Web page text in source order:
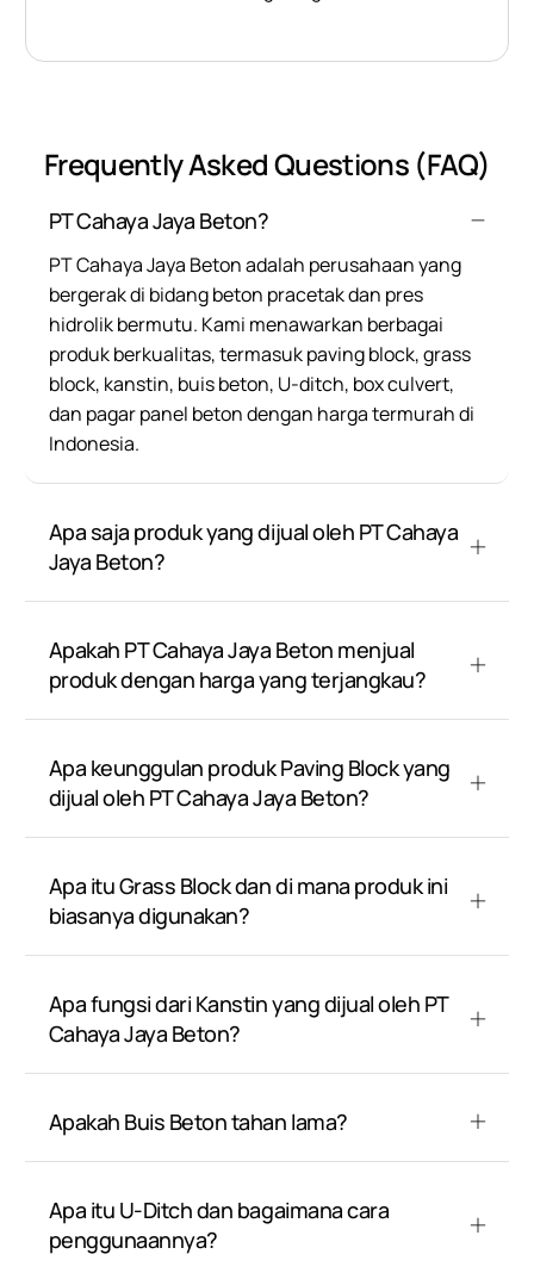
Frequently Asked Questions (FAQ)
PT Cahaya Jaya Beton?
PT Cahaya Jaya Beton adalah perusahaan yang
bergerak di bidang beton pracetak dan pres
hidrolik bermutu. Kami menawarkan berbagai
produk berkualitas, termasuk paving block, grass
block, kanstin, buis beton, U-ditch, box culvert,
dan pagar panel beton dengan harga termurah di
Indonesia.
Apa saja produk yang dijual oleh PT Cahaya
Jaya Beton?
Apakah PT Cahaya Jaya Beton menjual
produk dengan harga yang terjangkau?
Apa keunggulan produk Paving Block yang
dijual oleh PT Cahaya Jaya Beton?
Apa itu Grass Block dan di mana produk ini
biasanya digunakan?
Apa fungsi dari Kanstin yang dijual oleh PT
Cahaya Jaya Beton?
Apakah Buis Beton tahan lama?
Apa itu U-Ditch dan bagaimana cara
penggunaannya?